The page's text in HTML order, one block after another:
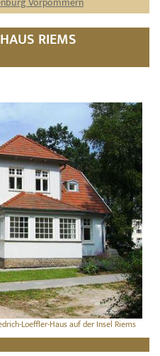
RIEMS
Loeffler-Haus auf der Insel Riems